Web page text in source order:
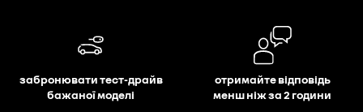
забронювати тест-драйв
бажаної моделі
отримайте відповідь
менш ніж за 2 години